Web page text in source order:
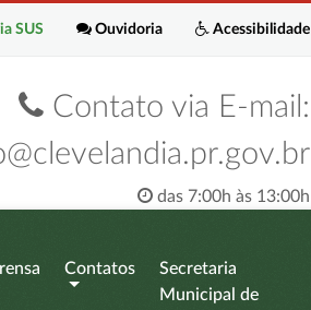
Acessibilidade
Ouvidoria
SUS
Contato via E-mail:
das 7:00h às 13:00h
Contatos
Secretaria
Municipal de